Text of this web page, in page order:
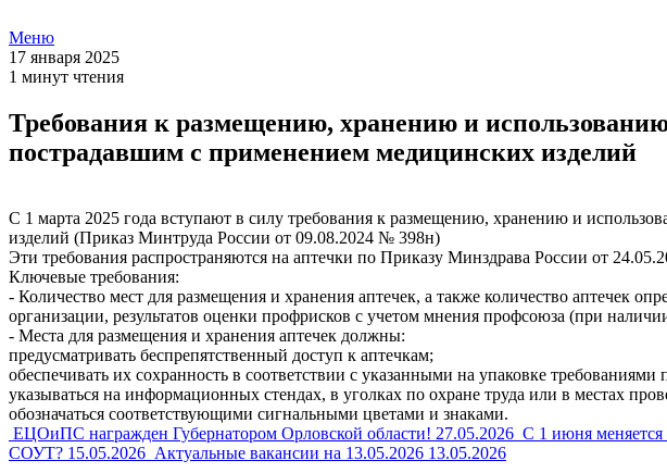
Меню
17 января 2025
1 минут чтения
Требования к размещению, хранению и
пострадавшим с применением медицинских изделий
С 1 марта 2025 года вступают в силу требования к размещению, хранению и
изделий (Приказ Минтруда России от 09.08.2024 № 398н)
Эти требования распространяются на аптечки по Приказу Минздрава России от
Ключевые требования:
- Количество мест для размещения и хранения аптечек, а также количество аптечек
организации, результатов оценки профрисков с учетом мнения профсоюза (при
- Места для размещения и хранения аптечек должны:
предусматривать беспрепятственный доступ к аптечкам;
обеспечивать их сохранность в соответствии с указанными на упаковке
указываться на информационных стендах, в уголках по охране труда или в местах
обозначаться соответствующими сигнальными цветами и знаками.
ЕЦОиПС награжден Губернатором Орловской области! 27.05.2026 С 1 июня
СОУТ? 15.05.2026 Актуальные вакансии на 13.05.2026 13.05.2026